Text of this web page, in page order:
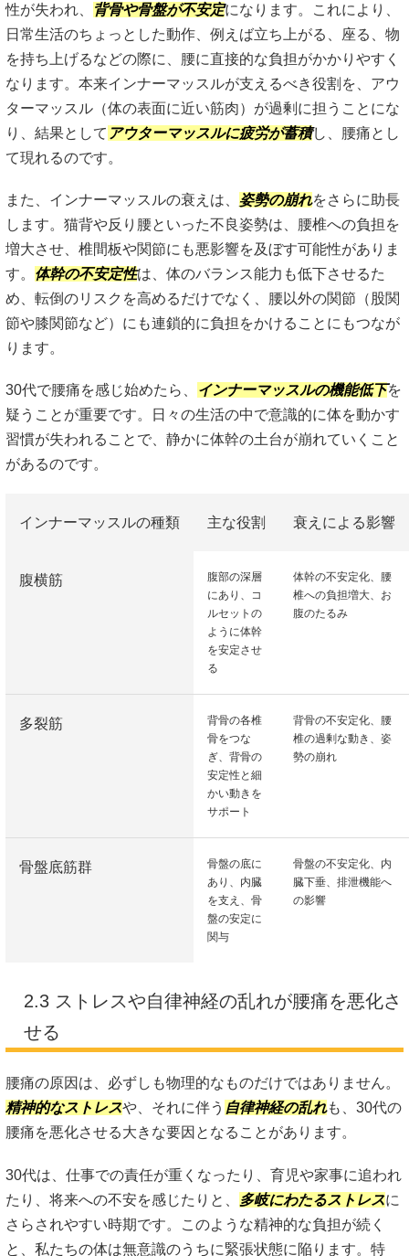
性が失われ、
背骨や骨盤が不安定になります。これにより、
日常生活のちょっとした動作、例えば立ち上がる、座る、物
を持ち上げるなどの際に、腰に直接的な負担がかかりやすく
なります。本来インナーマッスルが支えるべき役割を、アウ
ターマッスル（体の表面に近い筋肉）が過剰に担うことにな
り、結果として アウターマッスルに疲労が蓄積し、腰痛とし
て現れるのです。
また、インナーマッスルの衰えは、 姿勢の崩れをさらに助長
します。猫背や反り腰といった不良姿勢は、腰椎への負担を
増大させ、椎間板や関節にも悪影響を及ぼす可能性がありま
す。 体幹の不安定性は、体のバランス能力も低下させるた
め、転倒のリスクを高めるだけでなく、腰以外の関節（股関
節や膝関節など）にも連鎖的に負担をかけることにもつなが
ります。
30代で腰痛を感じ始めたら、 インナーマッスルの機能低下を
疑うことが重要です。日々の生活の中で意識的に体を動かす
習慣が失われることで、静かに体幹の土台が崩れていくこと
があるのです。
インナーマッスルの種類 主な役割 衰えによる影響
腹横筋
腹部の深層
にあり、コ
ルセットの
ように体幹
を安定させ
る
体幹の不安定化、腰
椎への負担増大、お
腹のたるみ
多裂筋
背骨の各椎
骨をつな
ぎ、背骨の
安定性と細
かい動きを
サポート
背骨の不安定化、腰
椎の過剰な動き、姿
勢の崩れ
骨盤底筋群
骨盤の底に
あり、内臓
を支え、骨
盤の安定に
関与
骨盤の不安定化、内
臓下垂、排泄機能へ
の影響
2.3 ストレスや自律神経の乱れが腰痛を悪化さ
せる
腰痛の原因は、必ずしも物理的なものだけではありません。
精神的なストレスや、それに伴う 自律神経の乱れも、30代の
腰痛を悪化させる大きな要因となることがあります。
30代は、仕事での責任が重くなったり、育児や家事に追われ
たり、将来への不安を感じたりと、
多岐にわたるストレスに
さらされやすい時期です。このような精神的な負担が続く
と、私たちの体は無意識のうちに緊張状態に陥ります。特